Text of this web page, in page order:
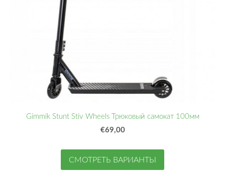
Gimmik Stunt Stiv Wheels Трюковый самокат 100мм
€69,00
СМОТРЕТЬ ВАРИАНТЫ